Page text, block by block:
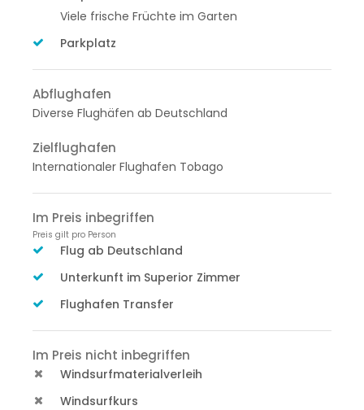
Viele frische Früchte im Garten
Parkplatz
Abflughafen
Diverse Flughäfen ab Deutschland
Zielflughafen
Internationaler Flughafen Tobago
Im Preis inbegriffen
Preis gilt pro Person
Flug ab Deutschland
Unterkunft im Superior Zimmer
Flughafen Transfer
Im Preis nicht inbegriffen
Windsurfmaterialverleih
Windsurfkurs